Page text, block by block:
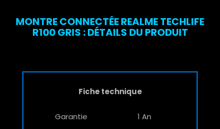
MONTRE CONNECTÉE REALME TECHLIFE
R100 GRIS : DÉTAILS DU PRODUIT
Fiche technique
Garantie 1 An